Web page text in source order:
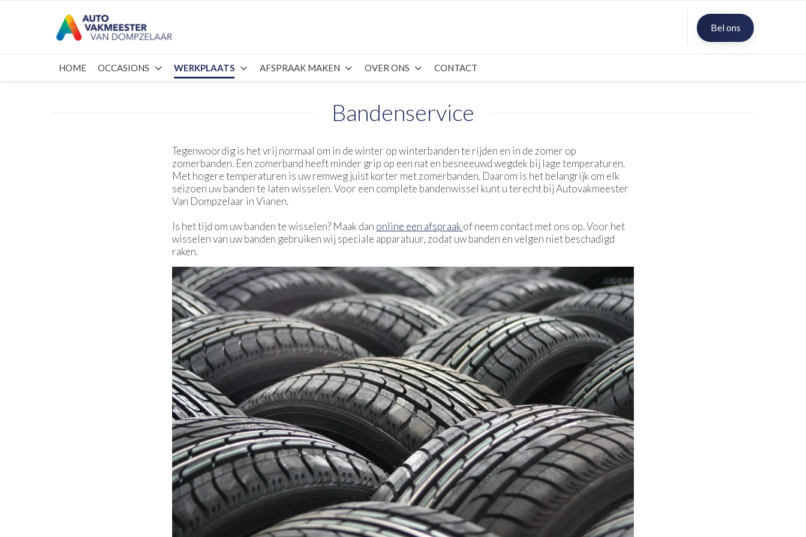
Bel ons
HOME OCCASIONS WERKPLAATS AFSPRAAK MAKEN OVER ONS CONTACT
Bandenservice
Tegenwoordig is het vrij normaal om in de winter op winterbanden te rijden en in de zomer op
zomerbanden. Een zomerband heeft minder grip op een nat en besneeuwd wegdek bij lage temperaturen.
Met hogere temperaturen is uw remweg juist korter met zomerbanden. Daarom is het belangrijk om elk
seizoen uw banden te laten wisselen. Voor een complete bandenwissel kunt u terecht bij Autovakmeester
Van Dompzelaar in Vianen.
Is het tijd om uw banden te wisselen? Maak dan online een afspraak of neem contact met ons op. Voor het
wisselen van uw banden gebruiken wij speciale apparatuur, zodat uw banden en velgen niet beschadigd
raken.